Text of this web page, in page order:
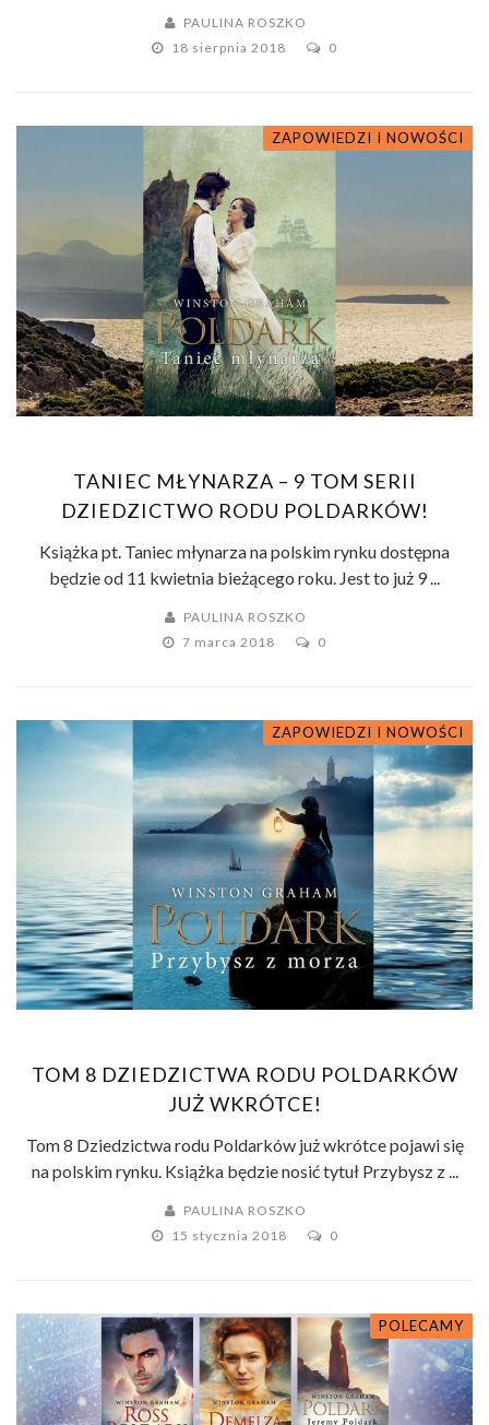
PAULINA ROSZKO
18 sierpnia 2018
0
ZAPOWIEDZI I NOWOŚCI
TANIEC MŁYNARZA – 9 TOM SERII
DZIEDZICTWO RODU POLDARKÓW!
Książka pt. Taniec młynarza na polskim rynku dostępna
będzie od 11 kwietnia bieżącego roku. Jest to już 9 ...
PAULINA ROSZKO
7 marca 2018
0
ZAPOWIEDZI I NOWOŚCI
TOM 8 DZIEDZICTWA RODU POLDARKÓW
JUŻ WKRÓTCE!
Tom 8 Dziedzictwa rodu Poldarków już wkrótce pojawi się
na polskim rynku. Książka będzie nosić tytuł Przybysz z ...
PAULINA ROSZKO
15 stycznia 2018
0
POLECAMY